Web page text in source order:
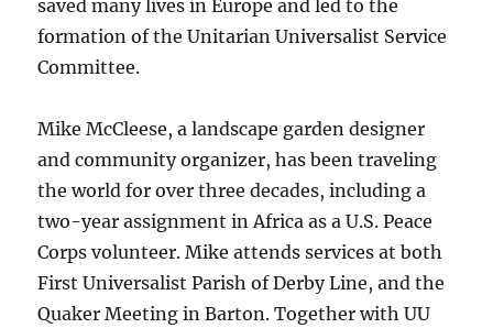
saved many lives in Europe and led to the
formation of the Unitarian Universalist Service
Committee.
Mike McCleese, a landscape garden designer
and community organizer, has been traveling
the world for over three decades, including a
two-year assignment in Africa as a U.S. Peace
Corps volunteer. Mike attends services at both
First Universalist Parish of Derby Line, and the
Quaker Meeting in Barton. Together with UU